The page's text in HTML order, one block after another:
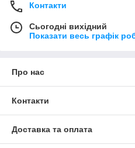
Контакти
Сьогодні вихідний
Показати весь графік
Про нас
Контакти
Доставка та оплата